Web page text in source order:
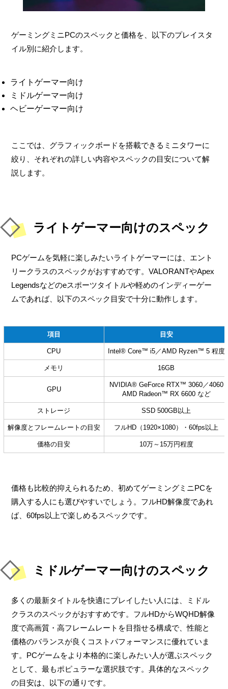
ゲーミングミニPCのスペックと価格を、以下のプレイスタ
イル別に紹介します。
ライトゲーマー向け
ミドルゲーマー向け
ヘビーゲーマー向け
ここでは、グラフィックボードを搭載できるミニタワーに
絞り、それぞれの詳しい内容やスペックの目安について解
説します。
ライトゲーマー向けのスペック
PCゲームを気軽に楽しみたいライトゲーマーには、エント
リークラスのスペックがおすすめです。VALORANTやApex
Legendsなどのeスポーツタイトルや軽めのインディーゲー
ムであれば、以下のスペック目安で十分に動作します。
項目 目安
CPU Intel® Core™ i5／AMD Ryzen™ 5 程度
メモリ 16GB
GPU
NVIDIA® GeForce RTX™ 3060／4060
AMD Radeon™ RX 6600 など
ストレージ SSD 500GB以上
解像度とフレームレートの目安 フルHD（1920×1080）・60fps以上
価格の目安 10万～15万円程度
価格も比較的抑えられるため、初めてゲーミングミニPCを
購入する人にも選びやすいでしょう。フルHD解像度であれ
ば、60fps以上で楽しめるスペックです。
ミドルゲーマー向けのスペック
多くの最新タイトルを快適にプレイしたい人には、ミドル
クラスのスペックがおすすめです。フルHDからWQHD解像
度で高画質・高フレームレートを目指せる構成で、性能と
価格のバランスが良くコストパフォーマンスに優れていま
す。PCゲームをより本格的に楽しみたい人が選ぶスペック
として、最もポピュラーな選択肢です。具体的なスペック
の目安は、以下の通りです。